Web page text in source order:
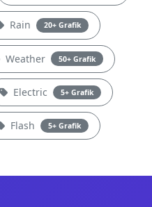
Rain 20+ Grafik
Weather 50+ Grafik
Electric 5+ Grafik
Flash 5+ Grafik